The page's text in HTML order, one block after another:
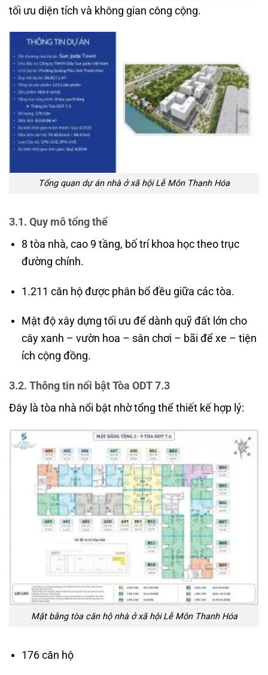
tối ưu diện tích và không gian công cộng.
Tổng quan dự án nhà ở xã hội Lễ Môn Thanh Hóa
3.1. Quy mô tổng thể
8 tòa nhà, cao 9 tầng, bố trí khoa học theo trục
đường chính.
1.211 căn hộ được phân bổ đều giữa các tòa.
Mật độ xây dựng tối ưu để dành quỹ đất lớn cho
cây xanh – vườn hoa – sân chơi – bãi để xe – tiện
ích cộng đồng.
3.2. Thông tin nổi bật Tòa ODT 7.3
Đây là tòa nhà nổi bật nhờ tổng thể thiết kế hợp lý:
Mặt bằng tòa căn hộ nhà ở xã hội Lễ Môn Thanh Hóa
176 căn hộ